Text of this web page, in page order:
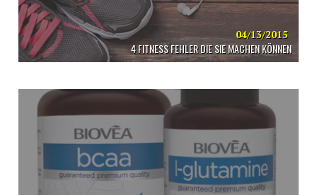
04/13/2015
4 FITNESS FEHLER DIE SIE MACHEN KÖNNEN